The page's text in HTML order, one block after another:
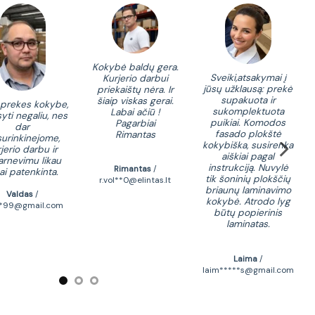
kokybe,
negaliu, nes
dar
darbu ir
likau
patenkinta.
Valdas /
Kokybė baldų gera.
Kurjerio darbui
priekaištų nėra. Ir
šiaip viskas gerai.
Labai ačiū !
Pagarbiai
Rimantas
Rimantas /
r.vol**0@elintas.lt
Sveiki,atsakymai į
jūsų užklausą: prekė
supakuota ir
sukomplektuota
puikiai. Komodos
fasado plokštė
kokybiška, susirenka
aiškiai pagal
instrukciją. Nuvylė
tik šoninių plokščių
briaunų laminavimo
kokybė. Atrodo lyg
būtų popierinis
laminatas.
Laima /
laim*****s@gmail.com